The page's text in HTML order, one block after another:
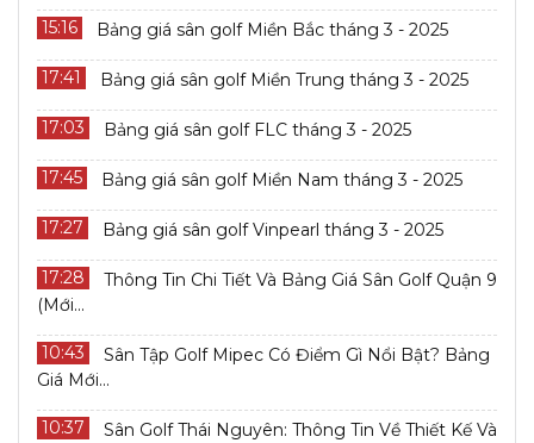
15:16 Bảng giá sân golf Miền Bắc tháng 3 - 2025
17:41 Bảng giá sân golf Miền Trung tháng 3 - 2025
17:03 Bảng giá sân golf FLC tháng 3 - 2025
17:45 Bảng giá sân golf Miền Nam tháng 3 - 2025
17:27 Bảng giá sân golf Vinpearl tháng 3 - 2025
17:28
Thông Tin Chi Tiết Và Bảng Giá Sân Golf Quận 9
(Mới...
10:43
Sân Tập Golf Mipec Có Điểm Gì Nổi Bật? Bảng
Giá Mới...
10:37
Sân Golf Thái Nguyên: Thông Tin Về Thiết Kế Và